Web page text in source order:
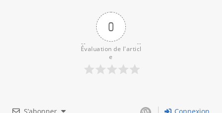
0
Évaluation de l'articl
e